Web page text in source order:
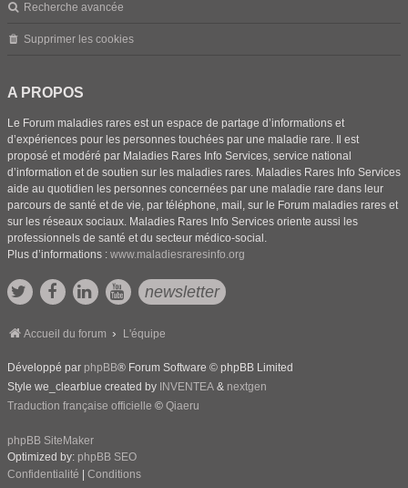
Recherche avancée
Supprimer les cookies
A PROPOS
Le Forum maladies rares est un espace de partage d’informations et
d’expériences pour les personnes touchées par une maladie rare. Il est
proposé et modéré par Maladies Rares Info Services, service national
d’information et de soutien sur les maladies rares. Maladies Rares Info Services
aide au quotidien les personnes concernées par une maladie rare dans leur
parcours de santé et de vie, par téléphone, mail, sur le Forum maladies rares et
sur les réseaux sociaux. Maladies Rares Info Services oriente aussi les
professionnels de santé et du secteur médico-social.
Plus d’informations : www.maladiesraresinfo.org
newsletter
Accueil du forum L'équipe
Développé par phpBB® Forum Software © phpBB Limited
Style we_clearblue created by INVENTEA & nextgen
Traduction française officielle © Qiaeru
phpBB SiteMaker
Optimized by: phpBB SEO
Confidentialité
Conditions